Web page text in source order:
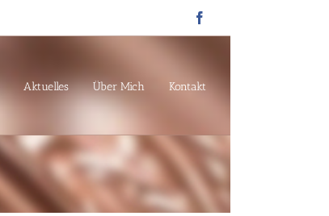
Aktuelles Über Mich Kontakt